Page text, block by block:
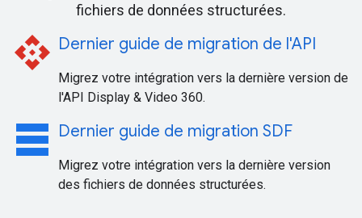
fichiers de données structurées.
api Dernier guide de migration de l'API
Migrez votre intégration vers la dernière version de
l'API Display & Video 360.
table_rows Dernier guide de migration SDF
Migrez votre intégration vers la dernière version
des fichiers de données structurées.